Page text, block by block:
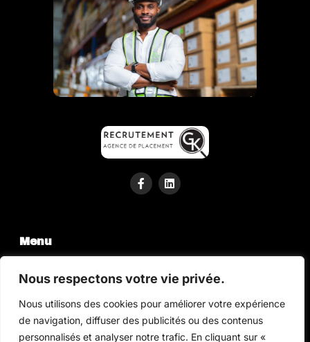
Nous respectons votre vie privée.
Nous utilisons des cookies pour améliorer votre expérience
de navigation, diffuser des publicités ou des contenus
personnalisés et analyser notre trafic. En cliquant sur «
Menu